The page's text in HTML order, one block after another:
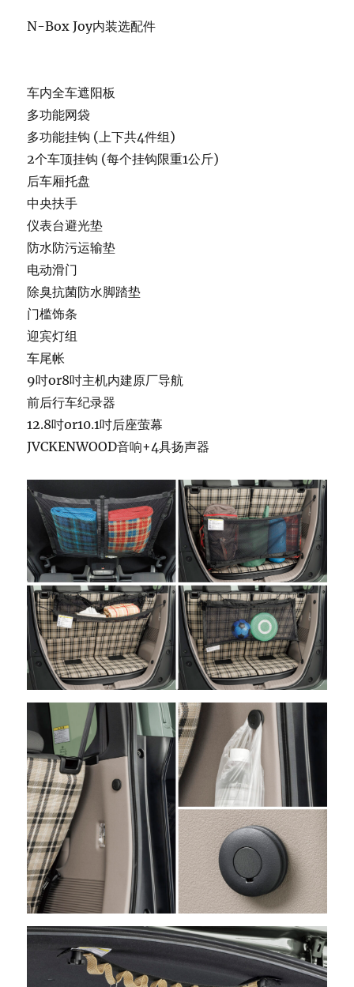
N-Box Joy内装选配件
车内全车遮阳板
多功能网袋
多功能挂钩 (上下共4件组)
2个车顶挂钩 (每个挂钩限重1公斤)
后车厢托盘
中央扶手
仪表台避光垫
防水防污运输垫
电动滑门
除臭抗菌防水脚踏垫
门槛饰条
迎宾灯组
车尾帐
9吋or8吋主机内建原厂导航
前后行车纪录器
12.8吋or10.1吋后座萤幕
JVCKENWOOD音响+4具扬声器